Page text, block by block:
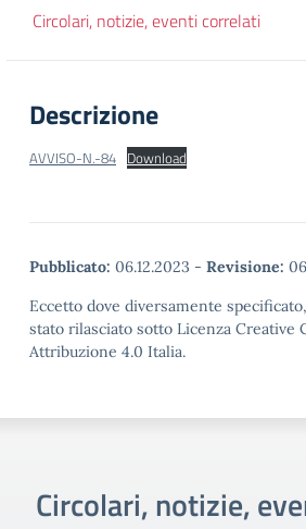
Circolari, notizie, eventi correlati
Descrizione
AVVISO-N.-84 Download
Pubblicato: 06.12.2023 - Revisione:
Eccetto dove diversamente
stato rilasciato sotto Licenza Creative
Attribuzione 4.0 Italia.
Circolari, notizie,